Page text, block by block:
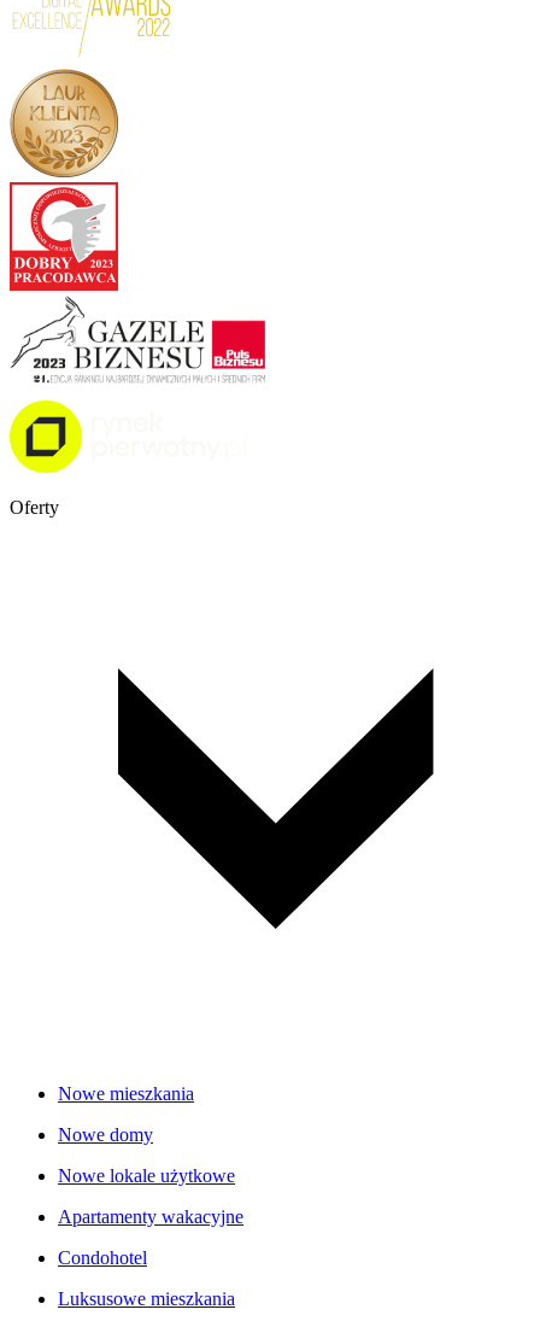
Oferty
Nowe mieszkania
Nowe domy
Nowe lokale użytkowe
Apartamenty wakacyjne
Condohotel
Luksusowe mieszkania